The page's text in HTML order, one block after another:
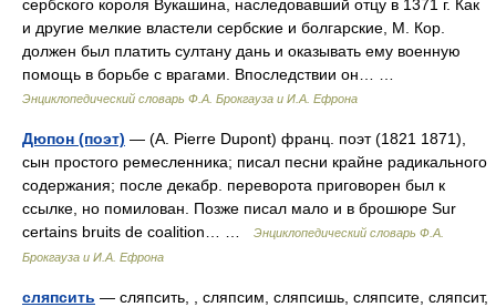
сербского короля Вукашина, наследовавший отцу в 1371 г. Как
и другие мелкие властели сербские и болгарские, М. Кор.
должен был платить султану дань и оказывать ему военную
помощь в борьбе с врагами. Впоследствии он… …
Энциклопедический словарь Ф.А. Брокгауза и И.А. Ефрона
Дюпон (поэт) — (A. Pierre Dupont) франц. поэт (1821 1871),
сын простого ремесленника; писал песни крайне радикального
содержания; после декабр. переворота приговорен был к
ссылке, но помилован. Позже писал мало и в брошюре Sur
certains bruits de coalition… …
Энциклопедический словарь Ф.А.
Брокгауза и И.А. Ефрона
сляпсить — сляпсить, , сляпсим, сляпсишь, сляпсите, сляпсит,